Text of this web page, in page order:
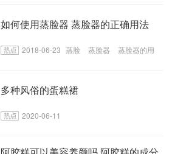
如何使用蒸脸器 蒸脸器的正确用法
2018-06-23 蒸脸 蒸脸器
蒸脸器的用
多种风俗的蛋糕裙
2020-06-11